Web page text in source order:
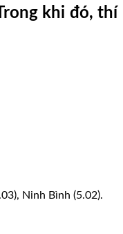
khi đó, thí
Ninh Bình (5.02).